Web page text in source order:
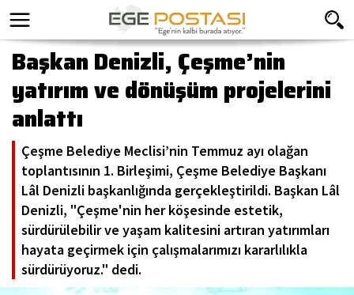
Başkan Denizli, Çeşme’nin
yatırım ve dönüşüm projelerini
anlattı
Çeşme Belediye Meclisi’nin Temmuz ayı olağan
toplantısının 1. Birleşimi, Çeşme Belediye Başkanı
Lâl Denizli başkanlığında gerçekleştirildi. Başkan Lâl
Denizli, "Çeşme'nin her köşesinde estetik,
sürdürülebilir ve yaşam kalitesini artıran yatırımları
hayata geçirmek için çalışmalarımızı kararlılıkla
sürdürüyoruz." dedi.